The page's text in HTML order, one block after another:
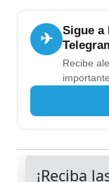
✈
Sigue a
Recibe